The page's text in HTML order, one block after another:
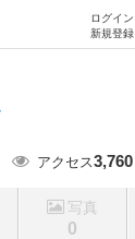
ログイン
新規登録
アクセス3,760
写真
0